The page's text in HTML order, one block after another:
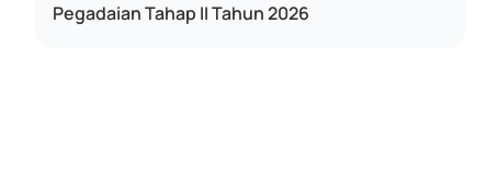
Pegadaian Tahap II Tahun 2026